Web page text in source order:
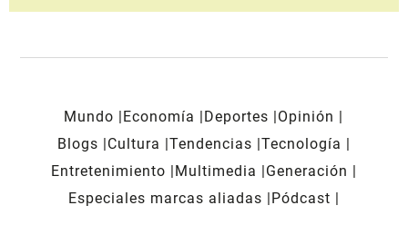
Mundo Economía Deportes
Opinión
Blogs
Cultura Tendencias Tecnología
Entretenimiento
Multimedia
Generación
Especiales marcas aliadas
Pódcast